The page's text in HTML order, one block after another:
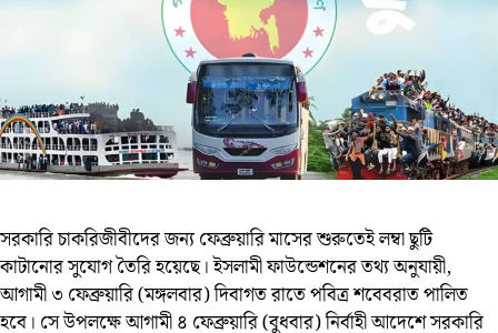
সরকারি চাকরিজীবীদের জন্য ফেব্রুয়ারি মাসের শুরুতেই লম্বা ছুটি
কাটানোর সুযোগ তৈরি হয়েছে। ইসলামী ফাউন্ডেশনের তথ্য অনুযায়ী,
আগামী ৩ ফেব্রুয়ারি (মঙ্গলবার) দিবাগত রাতে পবিত্র শবেবরাত পালিত
হবে। সে উপলক্ষে আগামী ৪ ফেব্রুয়ারি (বুধবার) নির্বাহী আদেশে সরকারি